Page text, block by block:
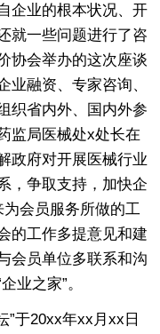
企业的根本状况、开
就一些问题进行了咨
协会举办的这次座谈
业融资、专家咨询、
织省内外、国内外参
监局医械处x处长在
政府对开展医械行业
，争取支持，加快企
会员服务所做的工
的工作多提意见和建
会员单位多联系和沟
业之家”。
于20xx年xx月xx日